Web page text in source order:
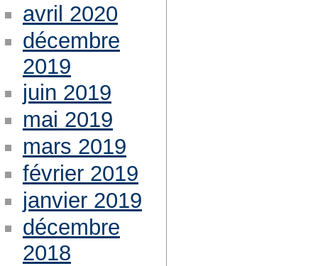
avril 2020
décembre
2019
juin 2019
mai 2019
mars 2019
février 2019
janvier 2019
décembre
2018